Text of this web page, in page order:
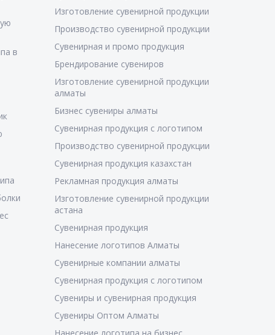
в
Изготовление сувенирной продукции
Производство сувенирной продукции
Сувенирная и промо продукция
Брендирование сувениров
Изготовление сувенирной продукции
алматы
Бизнес сувениры алматы
Сувенирная продукция с логотипом
Производство сувенирной продукции
Сувенирная продукция казахстан
Рекламная продукция алматы
Изготовление сувенирной продукции
астана
Сувенирная продукция
Нанесение логотипов Алматы
Сувенирные компании алматы
Сувенирная продукция с логотипом
Сувениры и сувенирная продукция
Сувениры Оптом Алматы